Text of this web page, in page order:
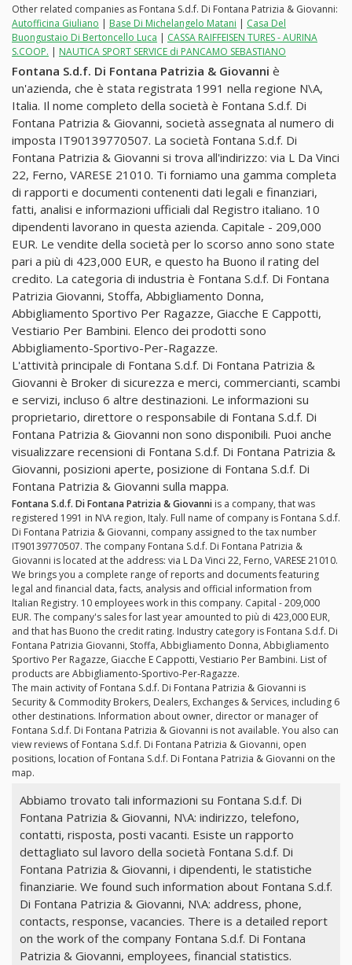
Other related companies as Fontana S.d.f. Di Fontana Patrizia & Giovanni:
Autofficina Giuliano | Base Di Michelangelo Matani | Casa Del
Buongustaio Di Bertoncello Luca | CASSA RAIFFEISEN TURES - AURINA
S.COOP. | NAUTICA SPORT SERVICE di PANCAMO SEBASTIANO
Fontana S.d.f. Di Fontana Patrizia & Giovanni è
un'azienda, che è stata registrata 1991 nella regione N\A,
Italia. Il nome completo della società è Fontana S.d.f. Di
Fontana Patrizia & Giovanni, società assegnata al numero di
imposta IT90139770507. La società Fontana S.d.f. Di
Fontana Patrizia & Giovanni si trova all'indirizzo: via L Da Vinci
22, Ferno, VARESE 21010. Ti forniamo una gamma completa
di rapporti e documenti contenenti dati legali e finanziari,
fatti, analisi e informazioni ufficiali dal Registro italiano. 10
dipendenti lavorano in questa azienda. Capitale - 209,000
EUR. Le vendite della società per lo scorso anno sono state
pari a più di 423,000 EUR, e questo ha Buono il rating del
credito. La categoria di industria è Fontana S.d.f. Di Fontana
Patrizia Giovanni, Stoffa, Abbigliamento Donna,
Abbigliamento Sportivo Per Ragazze, Giacche E Cappotti,
Vestiario Per Bambini. Elenco dei prodotti sono
Abbigliamento-Sportivo-Per-Ragazze.
L'attività principale di Fontana S.d.f. Di Fontana Patrizia &
Giovanni è Broker di sicurezza e merci, commercianti, scambi
e servizi, incluso 6 altre destinazioni. Le informazioni su
proprietario, direttore o responsabile di Fontana S.d.f. Di
Fontana Patrizia & Giovanni non sono disponibili. Puoi anche
visualizzare recensioni di Fontana S.d.f. Di Fontana Patrizia &
Giovanni, posizioni aperte, posizione di Fontana S.d.f. Di
Fontana Patrizia & Giovanni sulla mappa.
Fontana S.d.f. Di Fontana Patrizia & Giovanni is a company, that was
registered 1991 in N\A region, Italy. Full name of company is Fontana S.d.f.
Di Fontana Patrizia & Giovanni, company assigned to the tax number
IT90139770507. The company Fontana S.d.f. Di Fontana Patrizia &
Giovanni is located at the address: via L Da Vinci 22, Ferno, VARESE 21010.
We brings you a complete range of reports and documents featuring
legal and financial data, facts, analysis and official information from
Italian Registry. 10 employees work in this company. Capital - 209,000
EUR. The company's sales for last year amounted to più di 423,000 EUR,
and that has Buono the credit rating. Industry category is Fontana S.d.f. Di
Fontana Patrizia Giovanni, Stoffa, Abbigliamento Donna, Abbigliamento
Sportivo Per Ragazze, Giacche E Cappotti, Vestiario Per Bambini. List of
products are Abbigliamento-Sportivo-Per-Ragazze.
The main activity of Fontana S.d.f. Di Fontana Patrizia & Giovanni is
Security & Commodity Brokers, Dealers, Exchanges & Services, including 6
other destinations. Information about owner, director or manager of
Fontana S.d.f. Di Fontana Patrizia & Giovanni is not available. You also can
view reviews of Fontana S.d.f. Di Fontana Patrizia & Giovanni, open
positions, location of Fontana S.d.f. Di Fontana Patrizia & Giovanni on the
map.
Abbiamo trovato tali informazioni su Fontana S.d.f. Di
Fontana Patrizia & Giovanni, N\A: indirizzo, telefono,
contatti, risposta, posti vacanti. Esiste un rapporto
dettagliato sul lavoro della società Fontana S.d.f. Di
Fontana Patrizia & Giovanni, i dipendenti, le statistiche
finanziarie. We found such information about Fontana S.d.f.
Di Fontana Patrizia & Giovanni, N\A: address, phone,
contacts, response, vacancies. There is a detailed report
on the work of the company Fontana S.d.f. Di Fontana
Patrizia & Giovanni, employees, financial statistics.